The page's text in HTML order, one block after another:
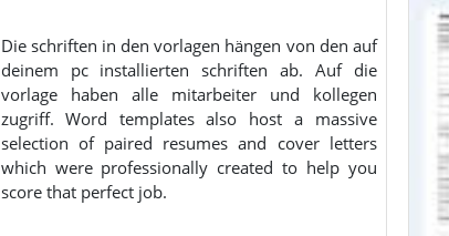
Die schriften in den vorlagen hängen von den auf
deinem pc installierten schriften ab. Auf die
vorlage haben alle mitarbeiter und kollegen
zugriff. Word templates also host a massive
selection of paired resumes and cover letters
which were professionally created to help you
score that perfect job.